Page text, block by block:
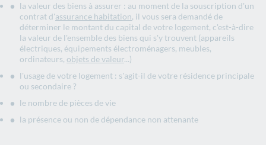
la valeur des biens à assurer : au moment de la souscription d'un
contrat d'assurance habitation, il vous sera demandé de
déterminer le montant du capital de votre logement, c'est-à-dire
la valeur de l'ensemble des biens qui s'y trouvent (appareils
électriques, équipements électroménagers, meubles,
ordinateurs, objets de valeur...)
l'usage de votre logement : s'agit-il de votre résidence principale
ou secondaire ?
le nombre de pièces de vie
la présence ou non de dépendance non attenante